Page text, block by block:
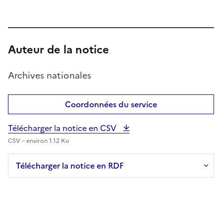
Auteur de la notice
Archives nationales
Coordonnées du service
Télécharger la notice en CSV
CSV – environ 1.12 Ko
Télécharger la notice en RDF